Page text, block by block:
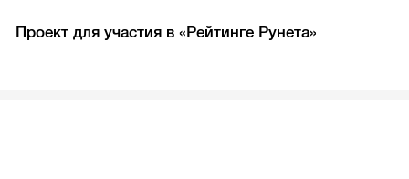
Проект для участия в «Рейтинге Рунета»